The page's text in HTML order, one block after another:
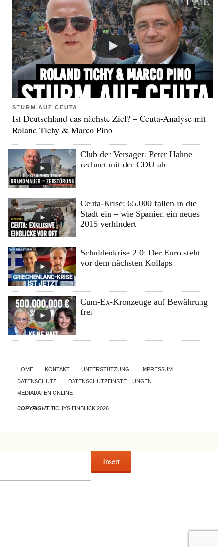
STURM AUF CEUTA
Ist Deutschland das nächste Ziel? – Ceuta-Analyse mit
Roland Tichy & Marco Pino
Club der Versager: Peter Hahne
rechnet mit der CDU ab
Ceuta-Krise: 65.000 fallen in die
Stadt ein – wie Spanien ein neues
2015 verhindert
Schuldenkrise 2.0: Der Euro steht
vor dem nächsten Kollaps
Cum-Ex-Kronzeuge auf Bewährung
frei
Skip to content
HOME KONTAKT UNTERSTÜTZUNG
IMPRESSUM
DATENSCHUTZ
DATENSCHUTZEINSTELLUNGEN
MEDIADATEN ONLINE
COPYRIGHTTICHYS EINBLICK 2026
Insert